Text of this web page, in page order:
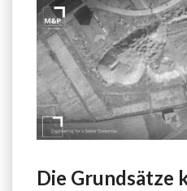
Die Grundsätze